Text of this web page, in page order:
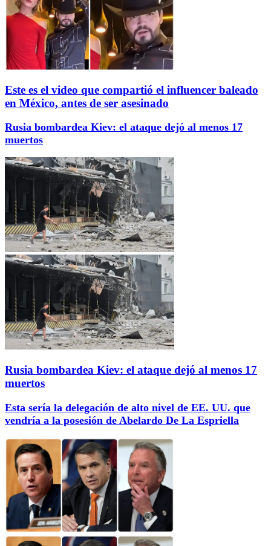
Este es el video que compartió el influencer baleado
en México, antes de ser asesinado
Rusia bombardea Kiev: el ataque dejó al menos 17
muertos
Rusia bombardea Kiev: el ataque dejó al menos 17
muertos
Esta sería la delegación de alto nivel de EE. UU. que
vendría a la posesión de Abelardo De La Espriella